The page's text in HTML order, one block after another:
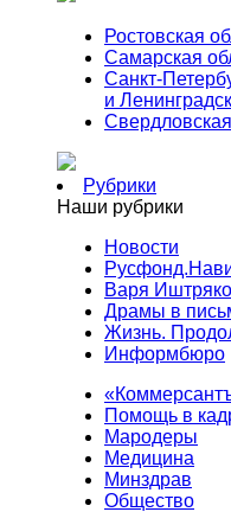
Ростовская
Самарская
Санкт-
и
Рубрики
Наши рубрики
Новости
Варя
Драмы в
Жизнь.
Информбюро
Помощь в
Мародеры
Медицина
Минздрав
Общество